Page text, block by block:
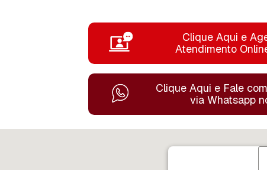
Clique Aqui e
Atendimento
Clique Aqui e Fale
via Whatsapp